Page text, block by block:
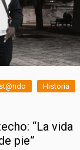
Historia
“La vida
pie”